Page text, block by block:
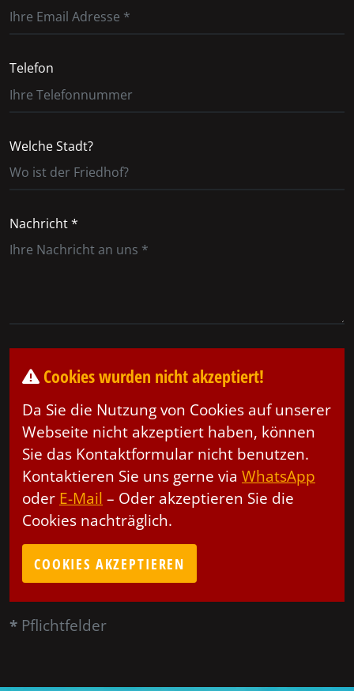
Telefon
Welche Stadt?
Nachricht *
Cookies wurden nicht akzeptiert!
Da Sie die Nutzung von Cookies auf unserer
Webseite nicht akzeptiert haben, können
Sie das Kontaktformular nicht benutzen.
Kontaktieren Sie uns gerne via WhatsApp
oder E-Mail – Oder akzeptieren Sie die
Cookies nachträglich.
COOKIES AKZEPTIEREN
* Pflichtfelder